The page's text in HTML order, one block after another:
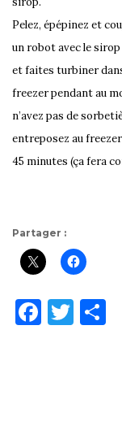
Pelez, épépinez et
un robot avec le
et faites turbiner
freezer pendant au
n’avez pas de
entreposez au
45 minutes (ça fera
Partager :
F T